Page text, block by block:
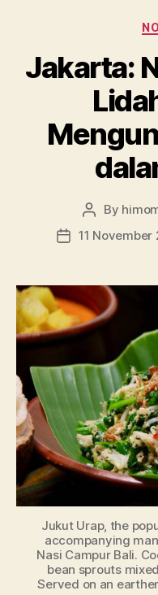
Jakarta:
Post
author
By
Post11 November
Jukut Urap, the
accompanying
Nasi Campur Bali.
bean sprouts
Served on an